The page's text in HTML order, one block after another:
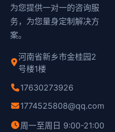
为您提供一对一的咨询服
务，为您量身定制解决方
案。
河南省新乡市金桂园2
号楼1楼
17630273926
1774525808@qq.com
周一至周日 9:00-21:00